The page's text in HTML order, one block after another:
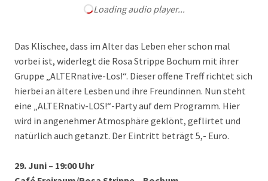
Loading audio player...
Das Klischee, dass im Alter das Leben eher schon mal
vorbei ist, widerlegt die Rosa Strippe Bochum mit ihrer
Gruppe „ALTERnative-Los!“. Dieser offene Treff richtet sich
hierbei an ältere Lesben und ihre Freundinnen. Nun steht
eine „ALTERnativ-LOS!“-Party auf dem Programm. Hier
wird in angenehmer Atmosphäre geklönt, geflirtet und
natürlich auch getanzt. Der Eintritt beträgt 5,- Euro.
29. Juni – 19:00 Uhr